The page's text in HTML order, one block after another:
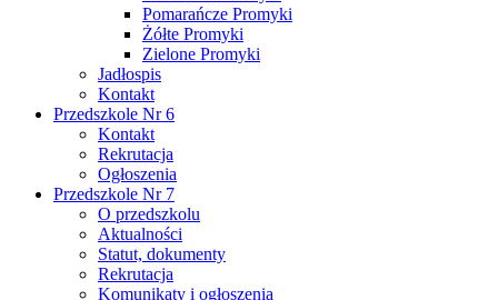
Pomarańcze Promyki
Żółte Promyki
Zielone Promyki
Jadłospis
Kontakt
Przedszkole Nr 6
Kontakt
Rekrutacja
Ogłoszenia
Przedszkole Nr 7
O przedszkolu
Aktualności
Statut, dokumenty
Rekrutacja
Komunikaty i ogłoszenia